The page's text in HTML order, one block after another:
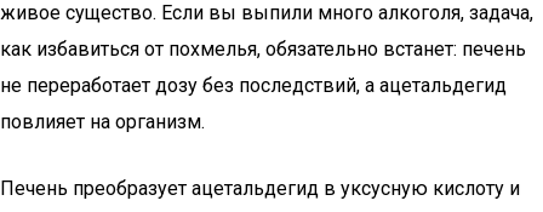
живое существо. Если вы выпили много алкоголя, задача,
как избавиться от похмелья, обязательно встанет: печень
не переработает дозу без последствий, а ацетальдегид
повлияет на организм.
Печень преобразует ацетальдегид в уксусную кислоту и